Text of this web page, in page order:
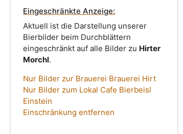
Eingeschränkte Anzeige:
Aktuell ist die Darstellung unserer
Bierbilder beim Durchblättern
eingeschränkt auf alle Bilder zu Hirter
Morchl.
Nur Bilder zur Brauerei Brauerei Hirt
Nur Bilder zum Lokal Cafe Bierbeisl
Einstein
Einschränkung entfernen